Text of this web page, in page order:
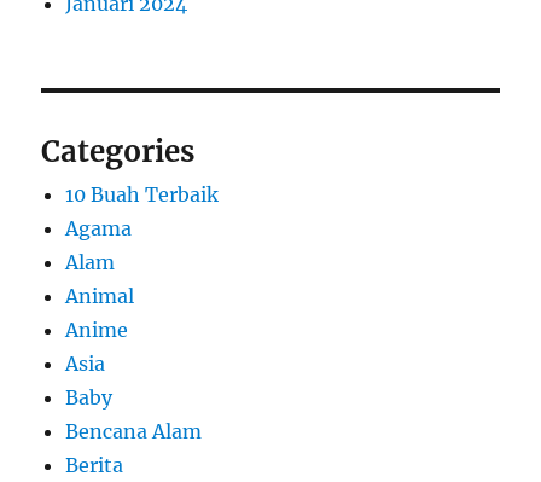
Categories
10 Buah Terbaik
Agama
Alam
Animal
Anime
Asia
Baby
Bencana Alam
Berita